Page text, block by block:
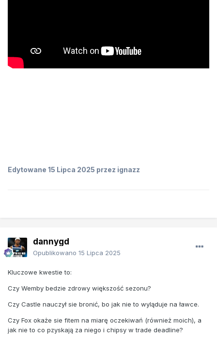
Edytowane 15 Lipca 2025 przez ignazz
dannygd
Opublikowano 15 Lipca 2025
Kluczowe kwestie to:
Czy Wemby bedzie zdrowy większość sezonu?
Czy Castle nauczył sie bronić, bo jak nie to wyląduje na ławce.
Czy Fox okaże sie fitem na miarę oczekiwań (również moich), a
jak nie to co pzyskają za niego i chipsy w trade deadline?